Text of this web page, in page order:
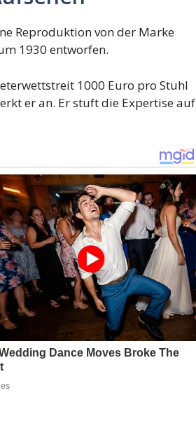
Reproduktion von der Marke
1930 entworfen.
1000 Euro pro Stuhl
er an. Er stuft die Expertise auf